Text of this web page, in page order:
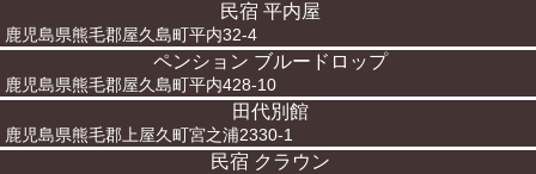
民宿 平内屋
鹿児島県熊毛郡屋久島町平内32-4
ペンション ブルードロップ
鹿児島県熊毛郡屋久島町平内428-10
田代別館
鹿児島県熊毛郡上屋久町宮之浦2330-1
民宿 クラウン